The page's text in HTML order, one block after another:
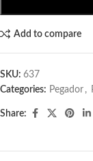
Add to compare
SKU: 637
Categories: Pegador​ ,
Share: